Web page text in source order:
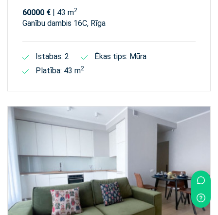
60000 € | 43 m2
Ganību dambis 16C, Rīga
Istabas: 2
Ēkas tips: Mūra
Platība: 43 m2